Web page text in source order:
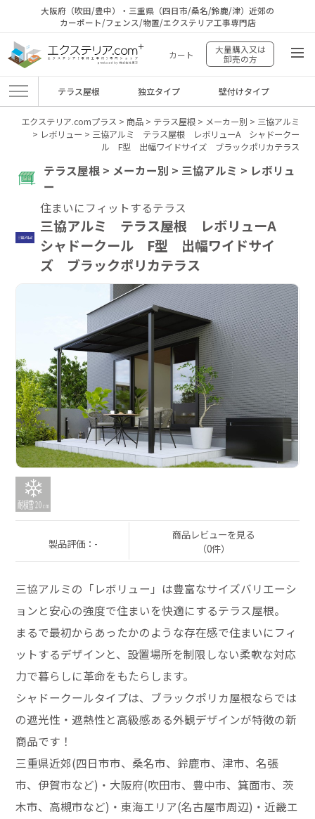
大阪府（吹田/豊中）・三重県（四日市/桑名/鈴鹿/津）近郊の
カーポート/フェンス/物置/エクステリア工事専門店
カート
大量購入又は
卸売の方
テラス屋根 独立タイプ 壁付けタイプ
エクステリア.comプラス > 商品> テラス屋根> メーカー別 > 三協アルミ
> レボリュー > 三協アルミ テラス屋根 レボリューA シャドークー
ル F型 出幅ワイドサイズ ブラックポリカテラス
テラス屋根 > メーカー別 > 三協アルミ > レボリュ
ー
住まいにフィットするテラス
三協アルミ テラス屋根 レボリューA
シャドークール F型 出幅ワイドサイ
ズ ブラックポリカテラス
製品評価：-
商品レビューを見る
（0件）
三協アルミの「レボリュー」は豊富なサイズバリエーシ
ョンと安心の強度で住まいを快適にするテラス屋根。
まるで最初からあったかのような存在感で住まいにフィ
ットするデザインと、設置場所を制限しない柔軟な対応
力で暮らしに革命をもたらします。
シャドークールタイプは、ブラックポリカ屋根ならでは
の遮光性・遮熱性と高級感ある外観デザインが特徴の新
商品です！
三重県近郊(四日市市、桑名市、鈴鹿市、津市、名張
市、伊賀市など)・大阪府(吹田市、豊中市、箕面市、茨
木市、高槻市など)・東海エリア(名古屋市周辺)・近畿エ